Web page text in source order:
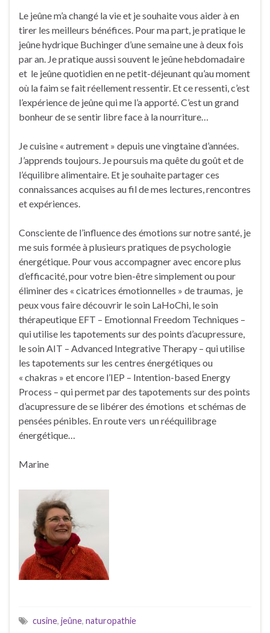
Le jeûne m’a changé la vie et je souhaite vous aider à en
tirer les meilleurs bénéfices. Pour ma part, je pratique le
jeûne hydrique Buchinger d’une semaine une à deux fois
par an. Je pratique aussi souvent le jeûne hebdomadaire
et le jeûne quotidien en ne petit-déjeunant qu’au moment
où la faim se fait réellement ressentir. Et ce ressenti, c’est
l’expérience de jeûne qui me l’a apporté. C’est un grand
bonheur de se sentir libre face à la nourriture…
Je cuisine « autrement » depuis une vingtaine d’années.
J’apprends toujours. Je poursuis ma quête du goût et de
l’équilibre alimentaire. Et je souhaite partager ces
connaissances acquises au fil de mes lectures, rencontres
et expériences.
Consciente de l’influence des émotions sur notre santé, je
me suis formée à plusieurs pratiques de psychologie
énergétique. Pour vous accompagner avec encore plus
d’efficacité, pour votre bien-être simplement ou pour
éliminer des « cicatrices émotionnelles » de traumas, je
peux vous faire découvrir le soin LaHoChi, le soin
thérapeutique EFT – Emotionnal Freedom Techniques –
qui utilise les tapotements sur des points d’acupressure,
le soin AIT – Advanced Integrative Therapy – qui utilise
les tapotements sur les centres énergétiques ou
« chakras » et encore l’IEP – Intention-based Energy
Process – qui permet par des tapotements sur des points
d’acupressure de se libérer des émotions et schémas de
pensées pénibles. En route vers un rééquilibrage
énergétique…
Marine
cusine, jeûne, naturopathie